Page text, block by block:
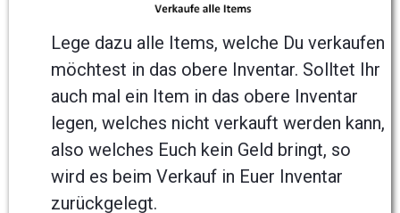
Lege dazu alle Items, welche Du verkaufen
möchtest in das obere Inventar. Solltet Ihr
auch mal ein Item in das obere Inventar
legen, welches nicht verkauft werden kann,
also welches Euch kein Geld bringt, so
wird es beim Verkauf in Euer Inventar
zurückgelegt.